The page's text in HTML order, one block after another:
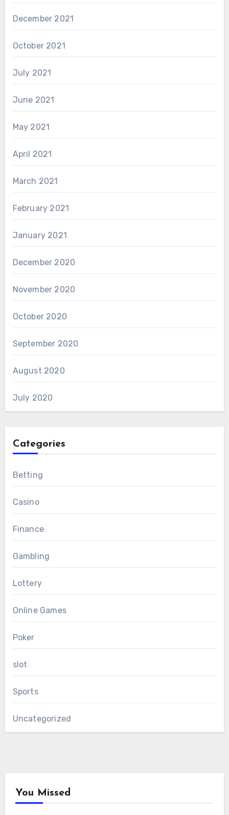
December 2021
October 2021
July 2021
June 2021
May 2021
April 2021
March 2021
February 2021
January 2021
December 2020
November 2020
October 2020
September 2020
August 2020
July 2020
Categories
Betting
Casino
Finance
Gambling
Lottery
Online Games
Poker
slot
Sports
Uncategorized
You Missed